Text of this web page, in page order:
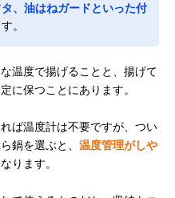
、油はねガードといった付
。
温度で揚げることと、揚げて
に保つことにあります。
ば温度計は不要ですが、つい
鍋を選ぶと、 温度管理がしや
なります。